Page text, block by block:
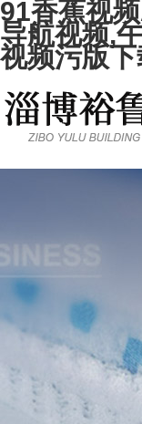
91香蕉视
导航视频,
视频污版